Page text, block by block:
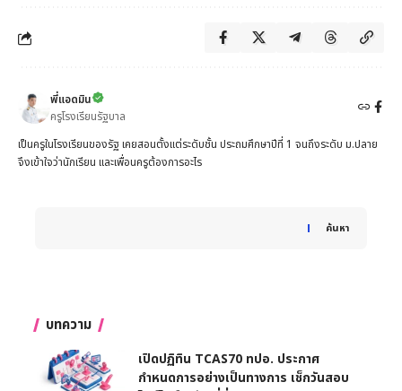
พี่แอดมิน
ครูโรงเรียนรัฐบาล
เป็นครูในโรงเรียนของรัฐ เคยสอนตั้งแต่ระดับชั้น ประถมศึกษาปีที่ 1 จนถึงระดับ ม.ปลาย
จึงเข้าใจว่านักเรียน และเพื่อนครูต้องการอะไร
ค้นหา
When autocomplete results are available use up and
บทความ
เปิดปฏิทิน TCAS70 ทปอ. ประกาศ
กำหนดการอย่างเป็นทางการ เช็กวันสอบ